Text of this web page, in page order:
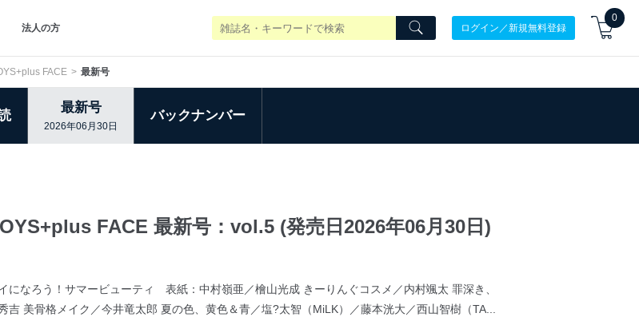
法人の方 ログイン／新規無料登録
0
FACE 最新号
最新号
2026年06月30日
バックナンバー
FACE 最新号：vol.5 (発売日2026年06月30日)
になろう！サマービューティ 表紙：中村嶺亜／檜山光成 きーりんぐコスメ／内村颯太 罪深き、
吉 美骨格メイク／今井竜太郎 夏の色、黄色＆青／塩?太智（MiLK）／藤本洸大／西山智樹（TA...